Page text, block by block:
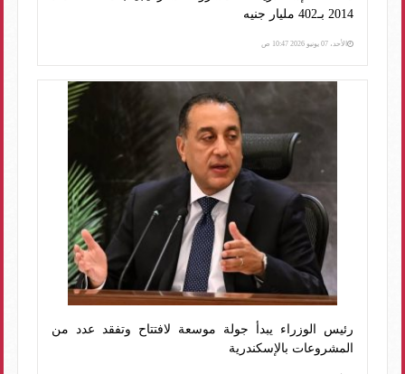
2014 بـ402 مليار جنيه
الأحد، 07 يونيو 2026 10:47 ص
رئيس الوزراء يبدأ جولة موسعة لافتتاح وتفقد عدد من
المشروعات بالإسكندرية